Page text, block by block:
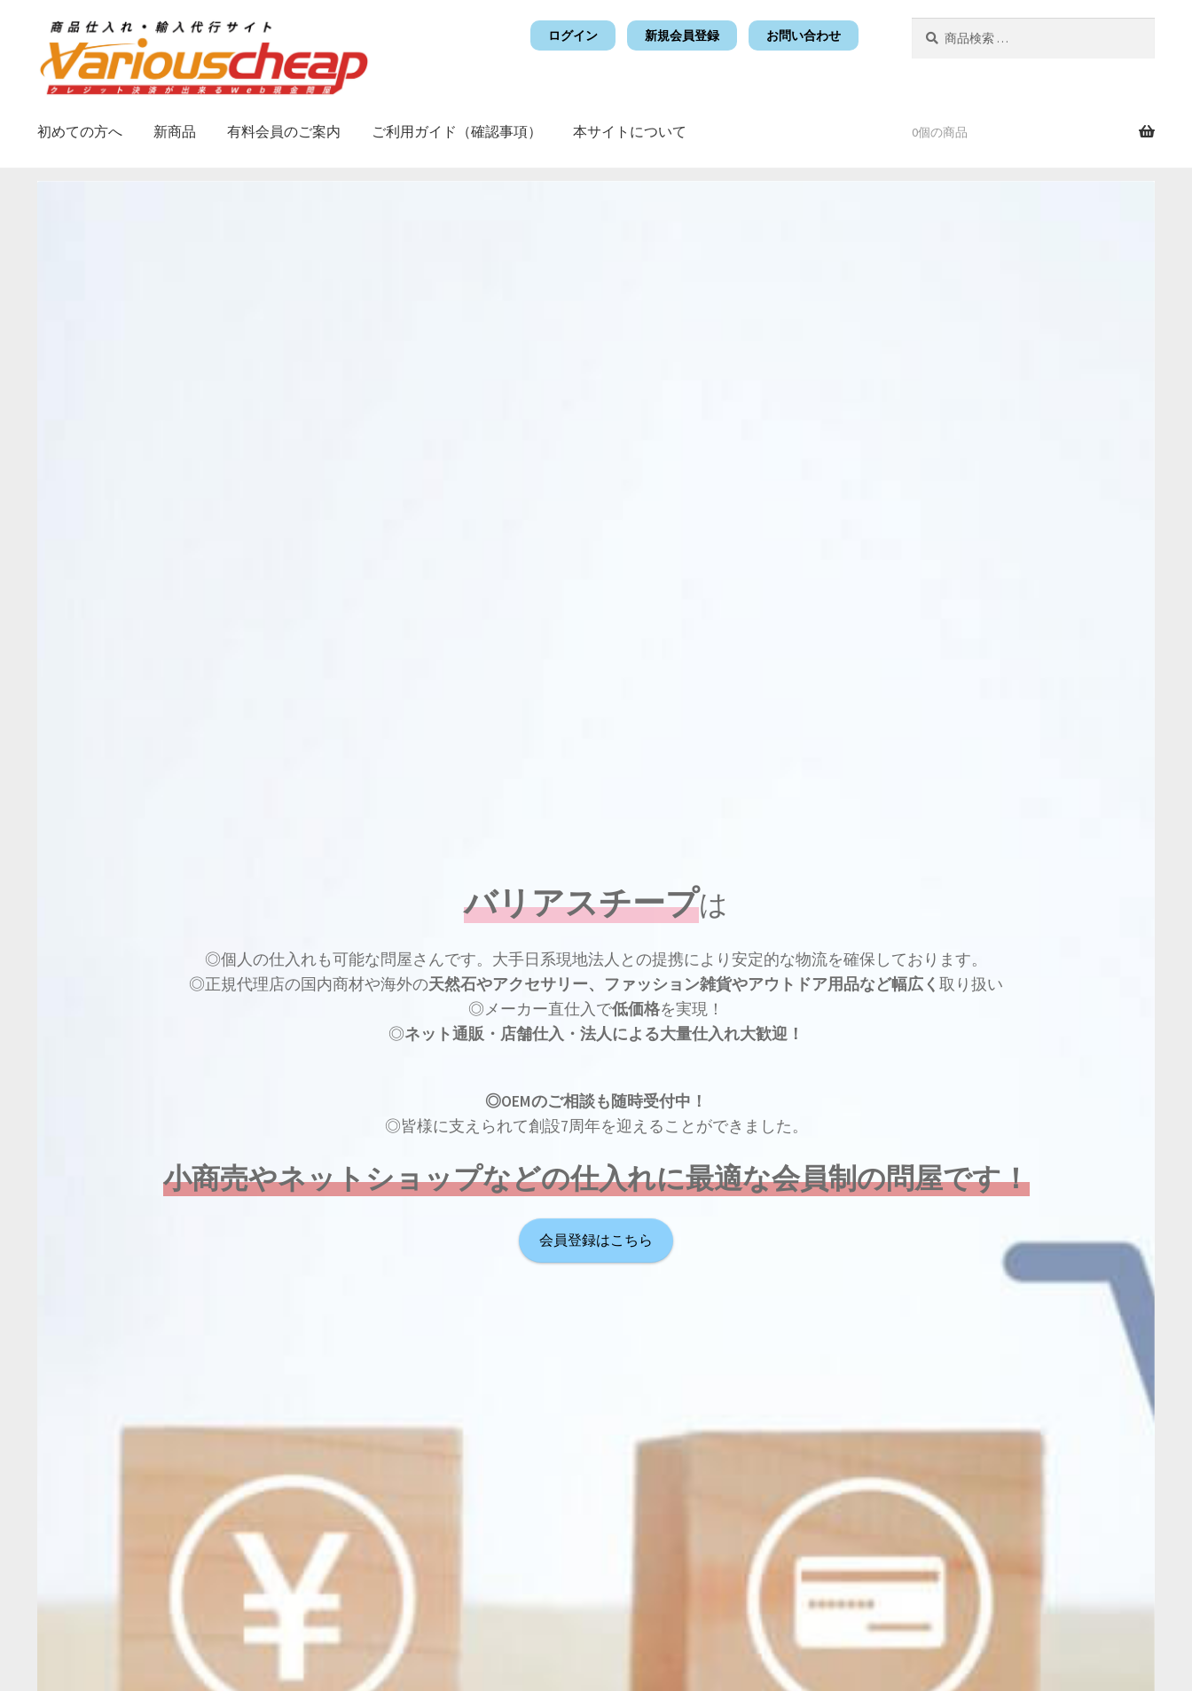
ビ
ゲ
ー
ョ
ン
テ
ン
へ
ログイン 新規会員登録 お問い合わせ
初めての方へ 新商品 有料会員のご案内 ご利用ガイド（確認事項） 本サイトについて 0個の商品
バリアスチープは
◎個人の仕入れも可能な問屋さんです。大手日系現地法人との提携により安定的な物流を確保しております。
◎正規代理店の国内商材や海外の天然石やアクセサリー、ファッション雑貨やアウトドア用品など幅広く 取り扱い
◎メーカー直仕入で低価格を実現！
◎ネット通販・店舗仕入・法人による大量仕入れ大歓迎！
◎OEMのご相談も随時受付中！
◎皆様に支えられて創設7周年を迎えることができました。
小商売やネットショップなどの仕入れに最適な会員制の問屋です！
会員登録はこちら